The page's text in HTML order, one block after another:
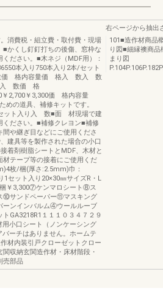
消費税・組立費・取付費・現場
かくし釘釘打ちの後傷、窓枠な
ださい。■木ネジ（MDF用）：
本入り750本入り2本/セット
価 格内容量価 格入 数入 数
入 数価 格
￥2,700￥3,300価 格内容量
めの道具、補修キットです。
ット入り入 数■面 材現場で建
ください。■補修クレヨン■補修
や継ぎ目などにご使用くださ
建具等を製作された場合の小口
着剤樹脂シートとMDF、木材と
テープ等の接着にご使用くだ
枚/梱(厚さ:2.5mm)巾：
セット入り20×30㎜サイズR・L
￥3,300⑦ケンマロシート⑧ス
⑩サンドペーパー⑪マスキング
ンインバルム④ウールルーブ
GA3218R1１１１０３４７２９
小口シート（ノンケーシング
ーチはありません。ホームテ
材内装引戸クローゼットクロー
収納玄関造作材・床材階段・
売部品
右ページから抽出
101■造作材商品
り図■細縁襖商
まり図